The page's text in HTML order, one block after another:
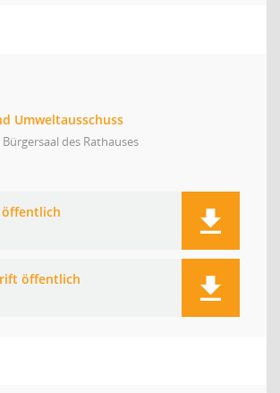
Umweltausschuss
Bürgersaal des Rathauses
öffentlich
öffentlich